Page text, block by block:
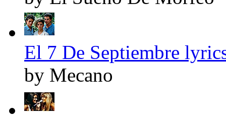
El 7 De Septiembre
by Mecano